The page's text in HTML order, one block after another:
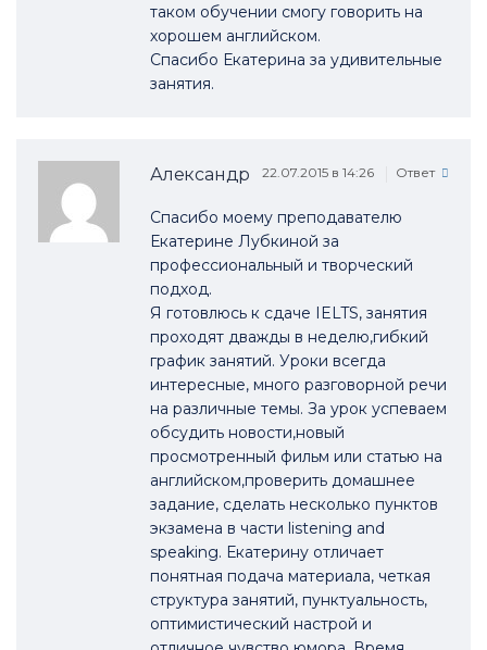
таком обучении смогу говорить на
хорошем английском.
Спасибо Екатерина за удивительные
занятия.
Александр 22.07.2015 в 14:26 Ответ
Спасибо моему преподавателю
Екатерине Лубкиной за
профессиональный и творческий
подход.
Я готовлюсь к сдаче IELTS, занятия
проходят дважды в неделю,гибкий
график занятий. Уроки всегда
интересные, много разговорной речи
на различные темы. За урок успеваем
обсудить новости,новый
просмотренный фильм или статью на
английском,проверить домашнее
задание, сделать несколько пунктов
экзамена в части listening and
speaking. Екатерину отличает
понятная подача материала, четкая
структура занятий, пунктуальность,
оптимистический настрой и